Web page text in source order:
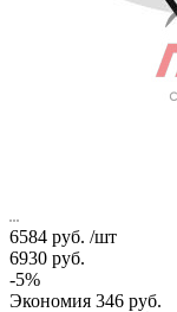
6584 руб. /шт
6930 руб.
-5%
Экономия 346 руб.